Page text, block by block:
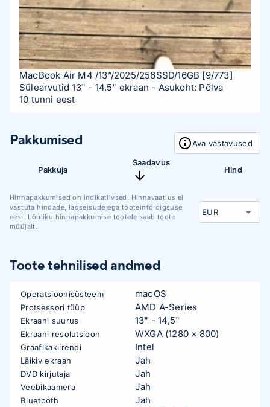
MacBook Air M4 /13”/2025/256SSD/16GB [9/773]
Sülearvutid 13" - 14,5" ekraan - Asukoht: Põlva
10 tunni eest
Pakkumised Ava vastavused
Pakkuja
Saadavus
Hind
Hinnapakkumised on indikatiivsed. Hinnavaatlus ei
vastuta hindade, laoseisude ega tooteinfo õigsuse
eest. Lõpliku hinnapakkumise tootele saab toote
müüjalt.
Toote tehnilised andmed
Operatsioonisüsteem macOS
Protsessori tüüp AMD A-Series
Ekraani suurus 13" - 14,5"
Ekraani resolutsioon WXGA (1280 × 800)
Graafikakiirendi Intel
Läikiv ekraan Jah
DVD kirjutaja Jah
Veebikaamera Jah
Bluetooth Jah